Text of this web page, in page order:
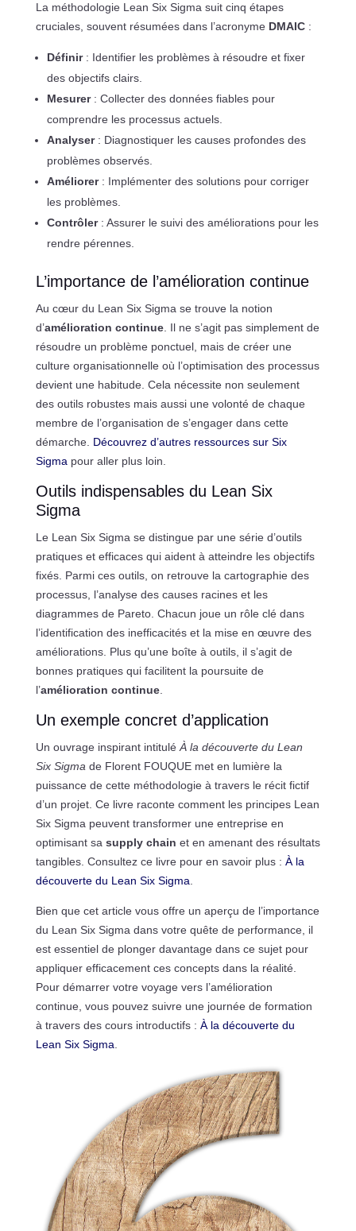
La méthodologie Lean Six Sigma suit cinq étapes
cruciales, souvent résumées dans l’acronyme DMAIC:
Définir: Identifier les problèmes à résoudre et fixer
des objectifs clairs.
Mesurer: Collecter des données fiables pour
comprendre les processus actuels.
Analyser: Diagnostiquer les causes profondes des
problèmes observés.
Améliorer: Implémenter des solutions pour corriger
les problèmes.
Contrôler: Assurer le suivi des améliorations pour les
rendre pérennes.
L’importance de l’amélioration continue
Au cœur du Lean Six Sigma se trouve la notion
d’amélioration continue. Il ne s’agit pas simplement de
résoudre un problème ponctuel, mais de créer une
culture organisationnelle où l’optimisation des processus
devient une habitude. Cela nécessite non seulement
des outils robustes mais aussi une volonté de chaque
membre de l’organisation de s’engager dans cette
démarche. Découvrez d’autres ressources sur Six
Sigmapour aller plus loin.
Outils indispensables du Lean Six
Sigma
Le Lean Six Sigma se distingue par une série d’outils
pratiques et efficaces qui aident à atteindre les objectifs
fixés. Parmi ces outils, on retrouve la cartographie des
processus, l’analyse des causes racines et les
diagrammes de Pareto. Chacun joue un rôle clé dans
l’identification des inefficacités et la mise en œuvre des
améliorations. Plus qu’une boîte à outils, il s’agit de
bonnes pratiques qui facilitent la poursuite de
l’amélioration continue.
Un exemple concret d’application
Un ouvrage inspirant intituléÀ la découverte du Lean
Six Sigmade Florent FOUQUE met en lumière la
puissance de cette méthodologie à travers le récit fictif
d’un projet. Ce livre raconte comment les principes Lean
Six Sigma peuvent transformer une entreprise en
optimisant sa supply chain et en amenant des résultats
tangibles. Consultez ce livre pour en savoir plus : À la
découverte du Lean Six Sigma.
Bien que cet article vous offre un aperçu de l’importance
du Lean Six Sigma dans votre quête de performance, il
est essentiel de plonger davantage dans ce sujet pour
appliquer efficacement ces concepts dans la réalité.
Pour démarrer votre voyage vers l’amélioration
continue, vous pouvez suivre une journée de formation
à travers des cours introductifs : À la découverte du
Lean Six Sigma.